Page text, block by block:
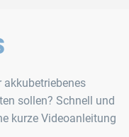
akkubetriebenes
sollen? Schnell und
kurze Videoanleitung